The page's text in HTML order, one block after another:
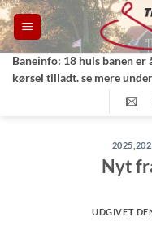
Fortsæt
til
indhold
Baneinfo: 18 huls banen er
kørsel tilladt. se mere
2025
Nyt
UDGIVET